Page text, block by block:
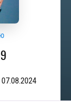
07.08.2024